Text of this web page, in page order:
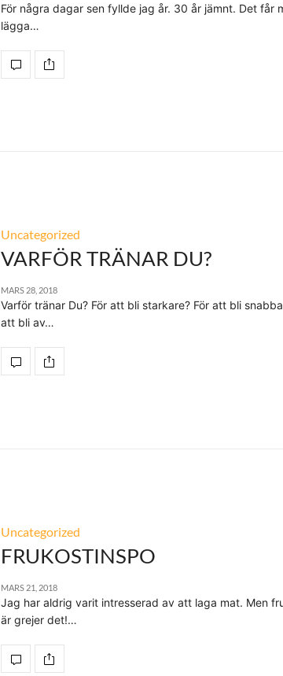
För några dagar sen fyllde jag år. 30 år jämnt. Det får
lägga…
Uncategorized
VARFÖR TRÄNAR DU?
MARS 28, 2018
Varför tränar Du? För att bli starkare? För att bli
att bli av…
Uncategorized
FRUKOSTINSPO
MARS 21, 2018
Jag har aldrig varit intresserad av att laga mat. Men
är grejer det!…